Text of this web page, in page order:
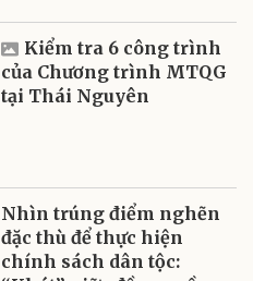
Kiểm tra 6 công trình
của Chương trình MTQG
tại Thái Nguyên
Nhìn trúng điểm nghẽn
đặc thù để thực hiện
chính sách dân tộc: